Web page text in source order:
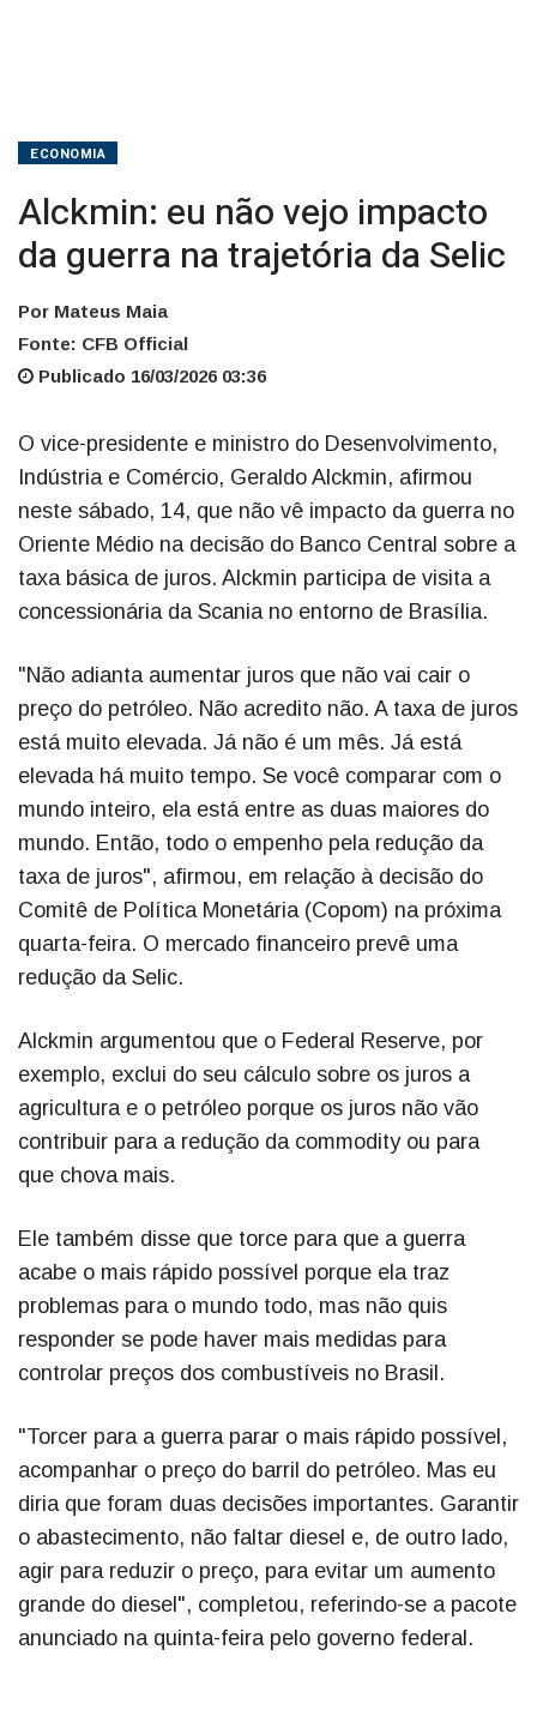
ECONOMIA
Alckmin: eu não vejo impacto
da guerra na trajetória da Selic
Por Mateus Maia
Fonte: CFB Official
Publicado 16/03/2026 03:36
O vice-presidente e ministro do Desenvolvimento,
Indústria e Comércio, Geraldo Alckmin, afirmou
neste sábado, 14, que não vê impacto da guerra no
Oriente Médio na decisão do Banco Central sobre a
taxa básica de juros. Alckmin participa de visita a
concessionária da Scania no entorno de Brasília.
"Não adianta aumentar juros que não vai cair o
preço do petróleo. Não acredito não. A taxa de juros
está muito elevada. Já não é um mês. Já está
elevada há muito tempo. Se você comparar com o
mundo inteiro, ela está entre as duas maiores do
mundo. Então, todo o empenho pela redução da
taxa de juros", afirmou, em relação à decisão do
Comitê de Política Monetária (Copom) na próxima
quarta-feira. O mercado financeiro prevê uma
redução da Selic.
Alckmin argumentou que o Federal Reserve, por
exemplo, exclui do seu cálculo sobre os juros a
agricultura e o petróleo porque os juros não vão
contribuir para a redução da commodity ou para
que chova mais.
Ele também disse que torce para que a guerra
acabe o mais rápido possível porque ela traz
problemas para o mundo todo, mas não quis
responder se pode haver mais medidas para
controlar preços dos combustíveis no Brasil.
"Torcer para a guerra parar o mais rápido possível,
acompanhar o preço do barril do petróleo. Mas eu
diria que foram duas decisões importantes. Garantir
o abastecimento, não faltar diesel e, de outro lado,
agir para reduzir o preço, para evitar um aumento
grande do diesel", completou, referindo-se a pacote
anunciado na quinta-feira pelo governo federal.